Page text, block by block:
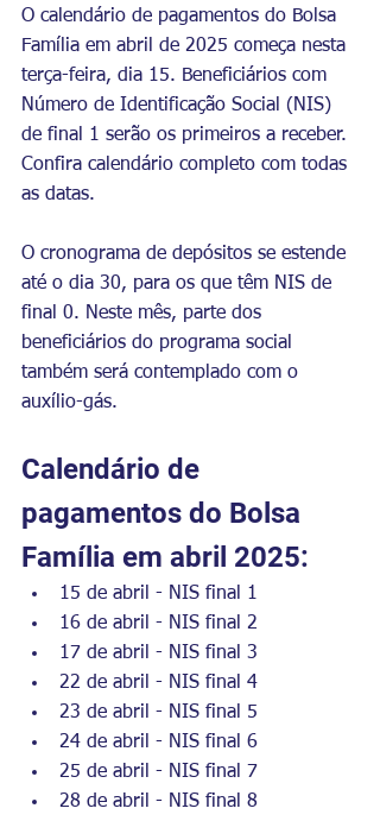
O calendário de pagamentos do Bolsa
Família em abril de 2025 começa nesta
terça-feira, dia 15. Beneficiários com
Número de Identificação Social (NIS)
de final 1 serão os primeiros a receber.
Confira calendário completo com todas
as datas.
O cronograma de depósitos se estende
até o dia 30, para os que têm NIS de
final 0. Neste mês, parte dos
beneficiários do programa social
também será contemplado com o
auxílio-gás.
Calendário de
pagamentos do Bolsa
Família em abril 2025:
15 de abril - NIS final 1
16 de abril - NIS final 2
17 de abril - NIS final 3
22 de abril - NIS final 4
23 de abril - NIS final 5
24 de abril - NIS final 6
25 de abril - NIS final 7
28 de abril - NIS final 8